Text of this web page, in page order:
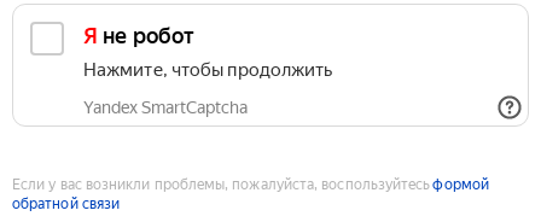
Я не робот
Нажмите, чтобы продолжить
Yandex SmartCaptcha
Если у вас возникли проблемы, пожалуйста, воспользуйтесьформой
обратной связи